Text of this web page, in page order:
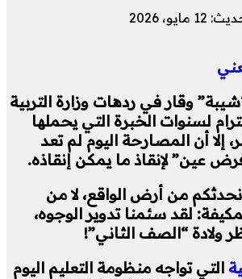
2026
وقار في ردهات وزارة التربية
لسنوات الخبرة التي يحملها
إلا أن المصارحة اليوم لم تعد
عين” لإنقاذ ما يمكن إنقاذه.
نحدثكم من أرض الواقع، لا من
لقد سئمنا تدوير الوجوه،
ولادة “الصف الثاني”!
التي تواجه منظومة التعليم اليوم